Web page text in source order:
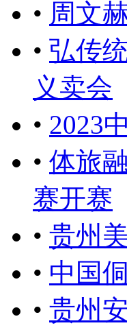
• 周文
• 弘传
义卖会
• 2023
• 体旅
赛开赛
• 贵州
• 中国
• 贵州